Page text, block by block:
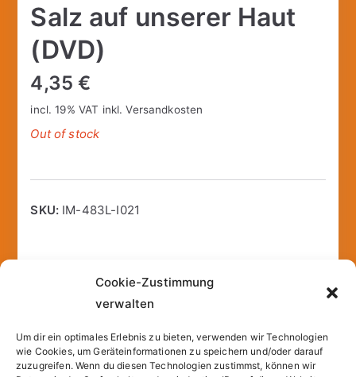
Cookie-Zustimmung
verwalten
Um dir ein optimales Erlebnis zu bieten, verwenden wir Technologien
wie Cookies, um Geräteinformationen zu speichern und/oder darauf
zuzugreifen. Wenn du diesen Technologien zustimmst, können wir
Salz auf unserer Haut
(DVD)
4,35€
incl. 19% VAT inkl.Versandkosten
Out of stock
SKU: IM-483L-I021
Additional information
Weight 0,07 lbs